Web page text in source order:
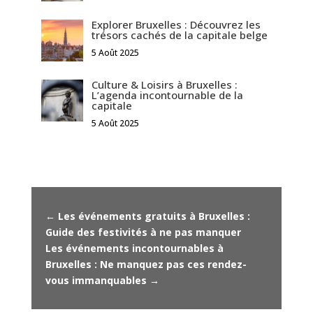
Explorer Bruxelles : Découvrez les
trésors cachés de la capitale belge
5 Août 2025
Culture & Loisirs à Bruxelles :
L’agenda incontournable de la
capitale
5 Août 2025
← Les événements gratuits à Bruxelles :
Guide des festivités à ne pas manquer
Les événements incontournables à
Bruxelles : Ne manquez pas ces rendez-
vous immanquables →